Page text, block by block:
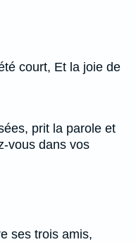
court, Et la joie de
prit la parole et
vous dans vos
ses trois amis,